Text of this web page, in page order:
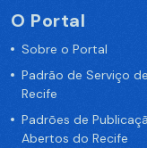
O Portal
Sobre o Portal
Padrão de Serviço
Recife
Padrões de
Abertos do Recife